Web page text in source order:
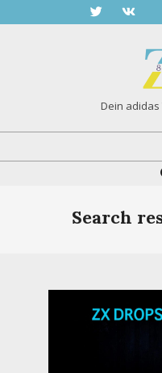
Dein adidas
Search